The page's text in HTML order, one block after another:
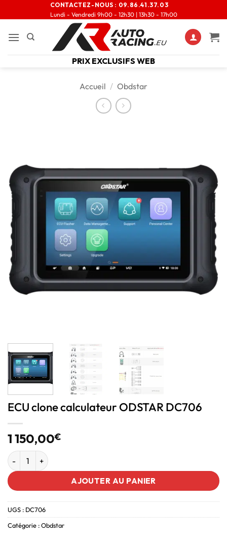
CONTACTEZ-NOUS : 09.86.41.37.03
Lundi - Vendredi 9h00 - 12h30 | 13h30 - 17h00
PRIX EXCLUSIFS WEB
Accueil / Obdstar
ECU clone calculateur ODSTAR DC706
1 150,00€
AJOUTER AU PANIER
UGS : DC706
Catégorie :Obdstar